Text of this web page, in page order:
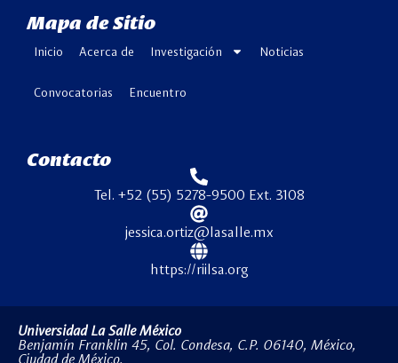
Mapa de Sitio
Inicio Acerca de Investigación Noticias
Convocatorias Encuentro
Contacto
Tel. +52 (55) 5278-9500 Ext. 3108
jessica.ortiz@lasalle.mx
https://riilsa.org
Universidad La Salle México
Benjamín Franklin 45, Col. Condesa, C.P. 06140, México,
Ciudad de México.